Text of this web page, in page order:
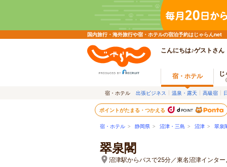
国内旅行・海外旅行や宿・ホテルの宿泊予約はじゃらんnet
こんにちは♪ゲストさん
宿・ホテル じ
宿・ホテル 出張ビジネス 温泉・露天 高級宿
ポイントがたまる・つかえる
宿・ホテル > 静岡県 > 沼津・三島 > 沼津 > 翠泉
翠泉閣
沼津駅からバスで25分／東名沼津インタ